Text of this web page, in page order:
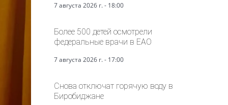
7 августа 2026 г. - 18:00
Более 500 детей осмотрели
федеральные врачи в ЕАО
7 августа 2026 г. - 17:00
Снова отключат горячую воду в
Биробиджане